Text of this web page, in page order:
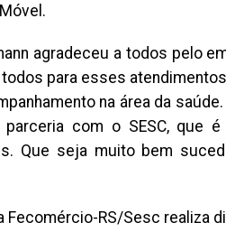
agradeceu a todos pelo
para esses
na área da
parceria com o SESC, que
Que seja muito bem
Fecomércio-RS/Sesc realiza